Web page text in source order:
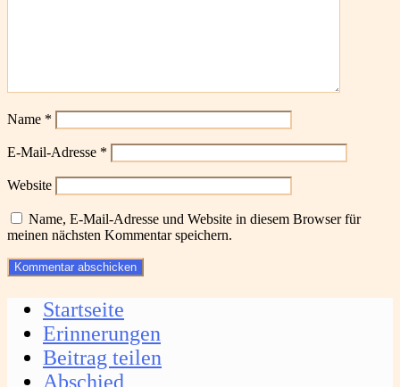
Name *
E-Mail-Adresse *
Website
Name, E-Mail-Adresse und Website in diesem Browser für
meinen nächsten Kommentar speichern.
Startseite
Erinnerungen
Beitrag teilen
Abschied